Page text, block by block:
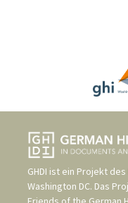
GHDI ist ein Projekt des
Washington DC. Das